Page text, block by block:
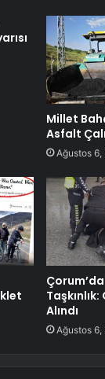
Millet
Asfalt
Ağustos 6,
Alındı
Ağustos 6,